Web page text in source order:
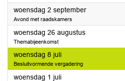
woensdag 2 september2026
Avond met raadskamers
woensdag 26 augustus2026
Themabijeenkomst
woensdag 8 juli2026
Besluitvormende vergadering
woensdag 1 juli2026